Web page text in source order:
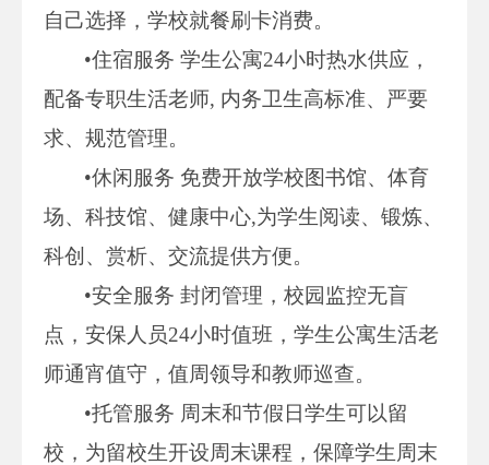
自己选择，学校就餐刷卡消费。
•住宿服务 学生公寓24小时热水供应，
配备专职生活老师, 内务卫生高标准、严要
求、规范管理。
•休闲服务 免费开放学校图书馆、体育
场、科技馆、健康中心,为学生阅读、锻炼、
科创、赏析、交流提供方便。
•安全服务 封闭管理，校园监控无盲
点，安保人员24小时值班，学生公寓生活老
师通宵值守，值周领导和教师巡查。
•托管服务 周末和节假日学生可以留
校，为留校生开设周末课程，保障学生周末